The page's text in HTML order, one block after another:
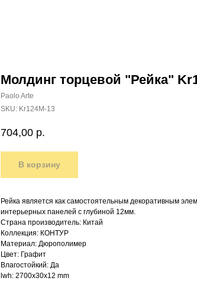
Молдинг торцевой "Рейка"
Paolo Arte
SKU: Kr124M-13
704,00 р.
В корзину
Рейка является как самостоятельным декоративным
интерьерных панелей с глубиной 12мм.
Страна производитель: Китай
Коллекция: КОНТУР
Материал: Дюрополимер
Цвет: Графит
Влагостойкий: Да
lwh: 2700x30x12 mm